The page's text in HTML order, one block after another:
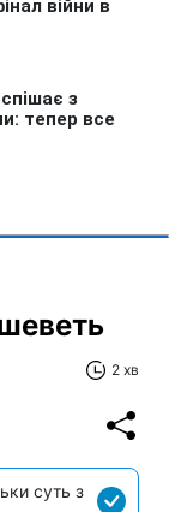
2 хв
суть з